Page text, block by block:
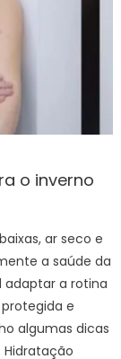
o inverno
ar seco e
a saúde da
adaptar a rotina
e
algumas dicas
Hidratação